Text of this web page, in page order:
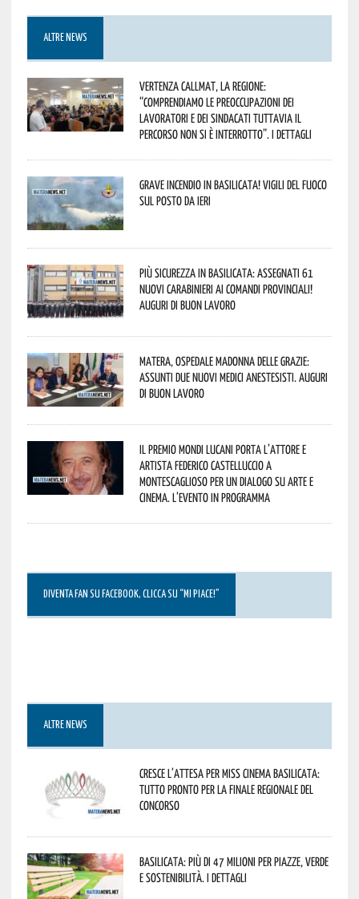
ALTRE NEWS
Vertenza CallMat, la Regione:
“comprendiamo le preoccupazioni dei
lavoratori e dei sindacati tuttavia il
percorso non si è interrotto”. I dettagli
Grave incendio in Basilicata! Vigili del fuoco
sul posto da ieri
Più sicurezza in Basilicata: assegnati 61
nuovi Carabinieri ai Comandi provinciali!
Auguri di buon lavoro
Matera, Ospedale Madonna delle Grazie:
assunti due nuovi medici anestesisti. Auguri
di buon lavoro
Il Premio Mondi Lucani porta l’attore e
artista Federico Castelluccio a
Montescaglioso per un dialogo su arte e
cinema. L’evento in programma
DIVENTA FAN SU FACEBOOK, CLICCA SU “MI PIACE!”
ALTRE NEWS
Cresce l’attesa per Miss Cinema Basilicata:
tutto pronto per la finale regionale del
concorso
Basilicata: più di 47 milioni per piazze, verde
e sostenibilità. I dettagli